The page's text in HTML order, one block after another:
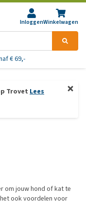
InloggenWinkelwagen
€ 69,-
Trovet Lees
om jouw hond of kat te
ook voordelen voor